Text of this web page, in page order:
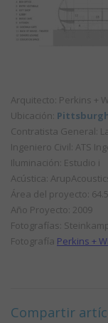
Arquitecto: Perkins +
Ubicación:
Contratista General:
Ingeniero Civil: ATS
Iluminación: Estudio i
Acústica:
Área del proyecto:
Año Proyecto: 2009
Fotografías:
Fotografía Perkins +
Compartir